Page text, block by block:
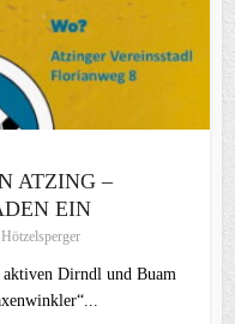
ATZING –
EIN
Dirndl und Buam